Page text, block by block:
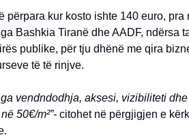
përpara kur kosto ishte 140 euro, pra
Bashkia Tiranë dhe AADF, ndërsa
publike, për tju dhënë me qira
të të rinjve.
vendndodhja, aksesi, vizibiliteti
50€/m²”- citohet në përgjigjen e